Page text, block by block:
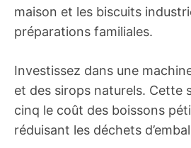
maison et les biscuits
préparations familiales.
Investissez dans une
et des sirops naturels. Cette
cinq le coût des boissons
réduisant les déchets